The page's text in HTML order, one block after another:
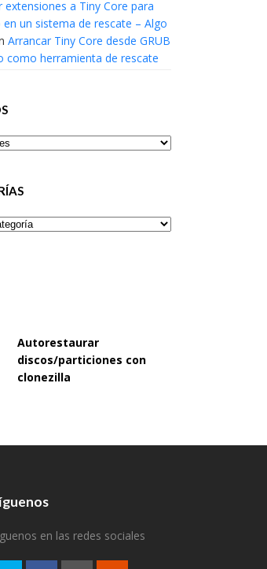
extensiones a Tiny Core para
un sistema de rescate – Algo
Arrancar Tiny Core desde GRUB
como herramienta de rescate
Autorestaurar
discos/particiones con
clonezilla
en las redes sociales